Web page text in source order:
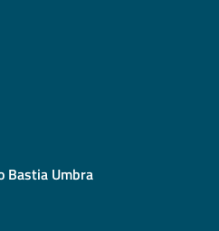
Bastia Umbra